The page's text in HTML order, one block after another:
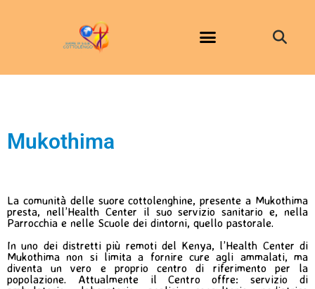
Mukothima
La comunità delle suore cottolenghine, presente a Mukothima
presta, nell’Health Center il suo servizio sanitario e, nella
Parrocchia e nelle Scuole dei dintorni, quello pastorale.
In uno dei distretti più remoti del Kenya, l’Health Center di
Mukothima non si limita a fornire cure agli ammalati, ma
diventa un vero e proprio centro di riferimento per la
popolazione. Attualmente il Centro offre: servizio di